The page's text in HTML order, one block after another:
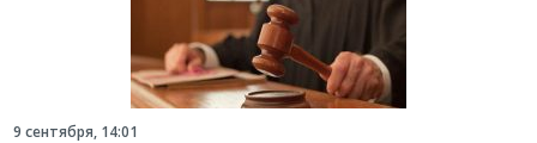
9 сентября, 14:01